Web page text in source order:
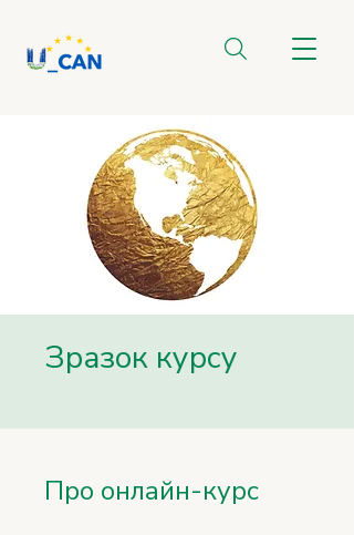
Зразок курсу
Про онлайн-курс